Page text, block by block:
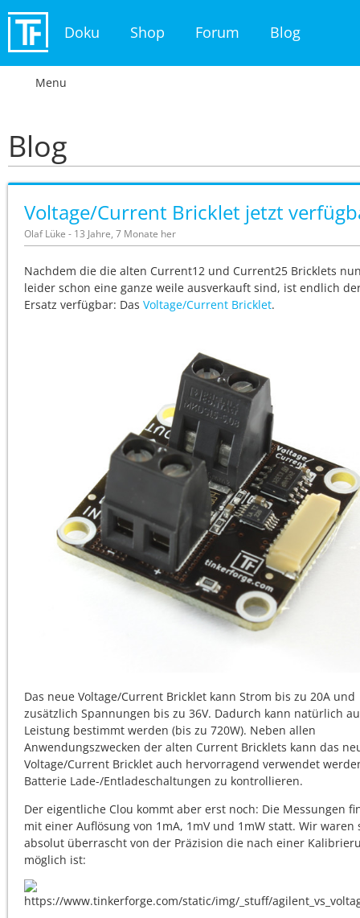
Doku Shop Forum Blog
Menu
Blog
Voltage/Current Bricklet jetzt
Olaf Lüke - 13 Jahre, 7 Monate her
Nachdem die die alten Current12 und Current25 Bricklets
leider schon eine ganze weile ausverkauft sind, ist endlich
Ersatz verfügbar: Das Voltage/Current Bricklet.
Das neue Voltage/Current Bricklet kann Strom bis zu 20A und
zusätzlich Spannungen bis zu 36V. Dadurch kann natürlich
Leistung bestimmt werden (bis zu 720W). Neben allen
Anwendungszwecken der alten Current Bricklets kann das
Voltage/Current Bricklet auch hervorragend verwendet
Batterie Lade-/Entladeschaltungen zu kontrollieren.
Der eigentliche Clou kommt aber erst noch: Die Messungen
mit einer Auflösung von 1mA, 1mV und 1mW statt. Wir waren
absolut überrascht von der Präzision die nach einer
möglich ist: